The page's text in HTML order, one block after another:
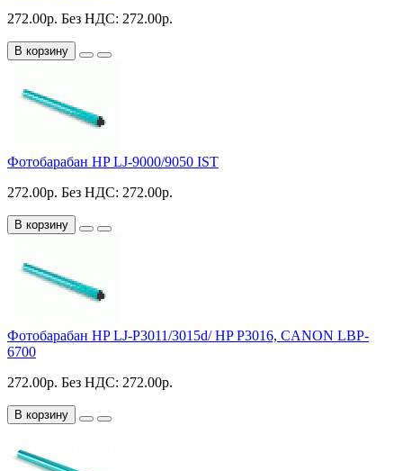
272.00р. Без НДС: 272.00р.
В корзину
Фотобарабан HP LJ-9000/9050 IST
272.00р. Без НДС: 272.00р.
В корзину
Фотобарабан HP LJ-P3011/3015d/ HP P3016, CANON LBP-
6700
272.00р. Без НДС: 272.00р.
В корзину